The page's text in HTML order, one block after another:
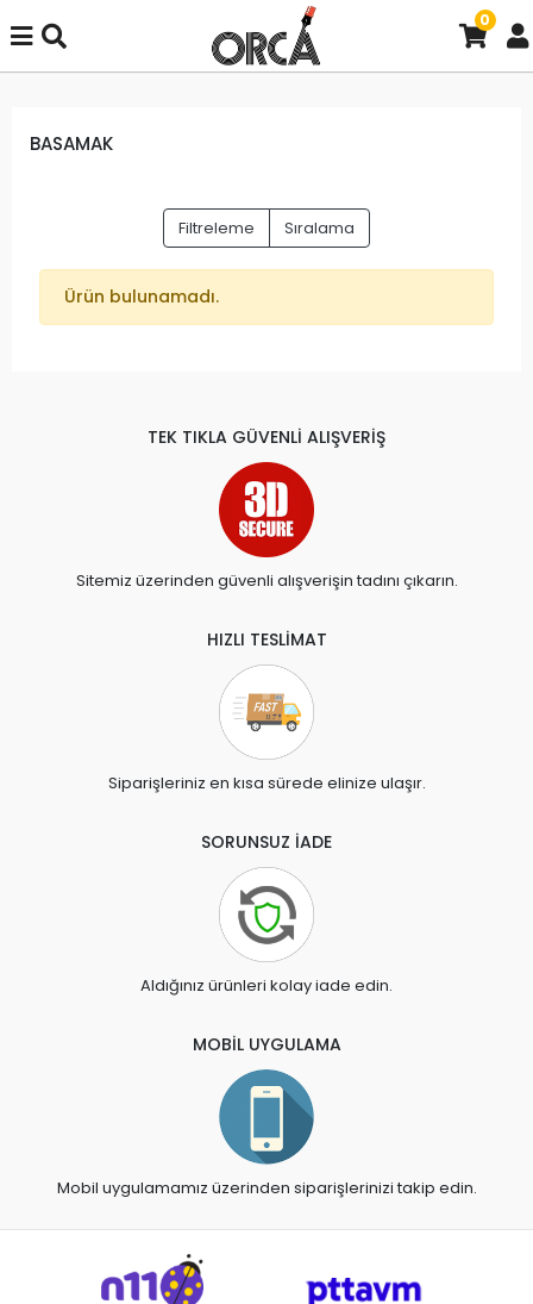
0
BASAMAK
Filtreleme Sıralama
Ürün bulunamadı.
TEK TIKLA GÜVENLİ ALIŞVERİŞ
Sitemiz üzerinden güvenli alışverişin tadını çıkarın.
HIZLI TESLİMAT
Siparişleriniz en kısa sürede elinize ulaşır.
SORUNSUZ İADE
Aldığınız ürünleri kolay iade edin.
MOBİL UYGULAMA
Mobil uygulamamız üzerinden siparişlerinizi takip edin.